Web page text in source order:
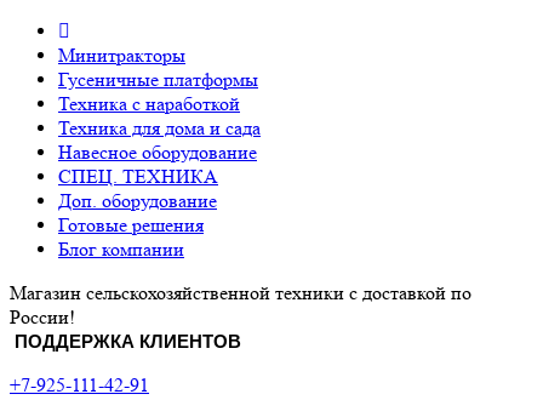
Минитракторы
Гусеничные платформы
Техника с наработкой
Техника для дома и сада
Навесное оборудование
СПЕЦ. ТЕХНИКА
Доп. оборудование
Готовые решения
Блог компании
Магазин сельскохозяйственной техники с доставкой по
России!
ПОДДЕРЖКА КЛИЕНТОВ
+7-925-111-42-91